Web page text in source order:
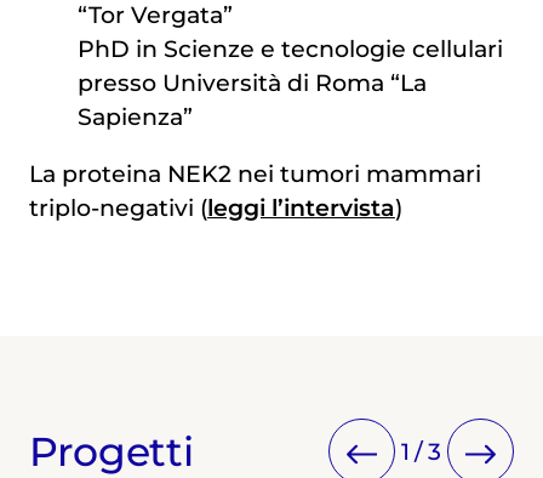
“Tor Vergata”
PhD in Scienze e tecnologie cellulari
presso Università di Roma “La
Sapienza”
La proteina NEK2 nei tumori mammari
triplo-negativi (leggi l’intervista)
Progetti 1 /3